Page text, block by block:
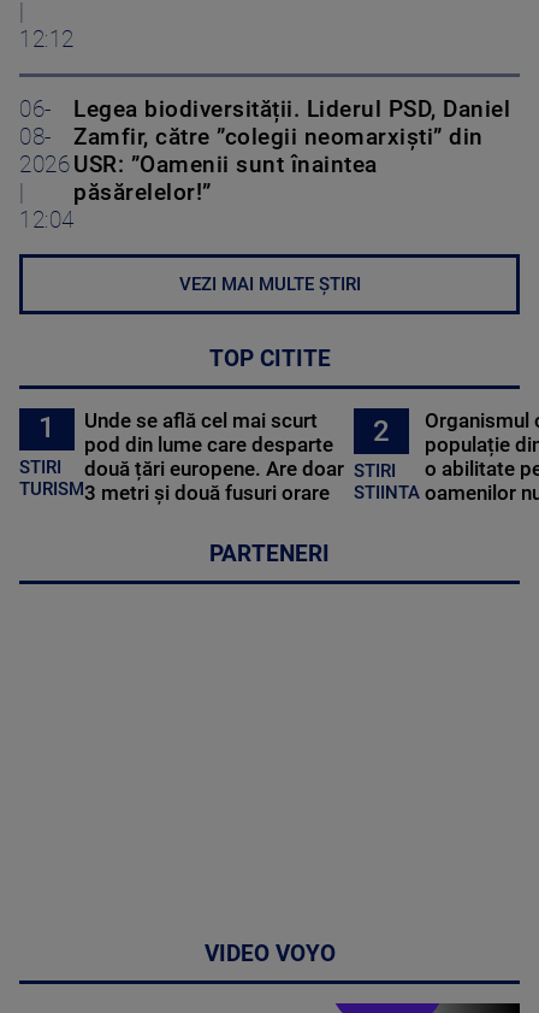
12:12
06-
08-
2026
12:04
Legea biodiversității. Liderul PSD, Daniel
Zamfir, către ”colegii neomarxiști” din
USR: ”Oamenii sunt înaintea
păsărelelor!”
VEZI MAI MULTE ȘTIRI
TOP CITITE
1
STIRI
TURISM
Unde se află cel mai scurt
pod din lume care desparte
două țări europene. Are doar
3 metri și două fusuri orare
2
STIRI
STIINTA
Organismul
populație
o abilitate
oamenilor
PARTENERI
VIDEO VOYO